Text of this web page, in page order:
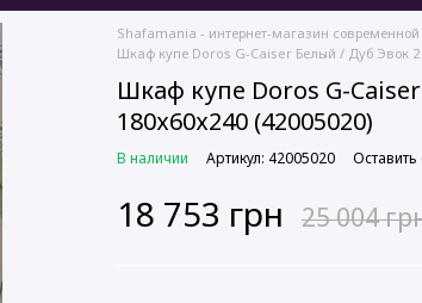
Shafamania - интернет-магазин
Шкаф купе Doros G-Caiser Белый / Дуб Эвок 2
Шкаф купе Doros G-
180х60х240 (42005020)
В наличии Артикул: 42005020 Оставить
18 753 грн 25 004